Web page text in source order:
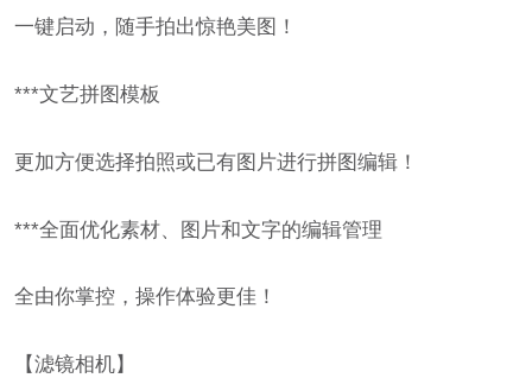
一键启动，随手拍出惊艳美图！
***文艺拼图模板
更加方便选择拍照或已有图片进行拼图编辑！
***全面优化素材、图片和文字的编辑管理
全由你掌控，操作体验更佳！
【滤镜相机】